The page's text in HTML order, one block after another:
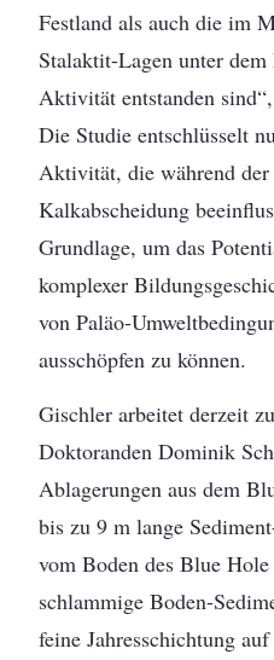
Festland als auch die im
Stalaktit-Lagen unter
Aktivität entstanden
Die Studie entschlüsselt
Aktivität, die während
Kalkabscheidung
Grundlage, um das
komplexer
von Paläo-
ausschöpfen zu können.
Gischler arbeitet derzeit
Doktoranden Dominik
Ablagerungen aus dem
bis zu 9 m lange
vom Boden des Blue
schlammige Boden-
feine Jahresschichtung